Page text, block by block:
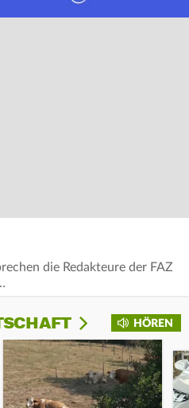
die Redakteure der FAZ
HÖREN